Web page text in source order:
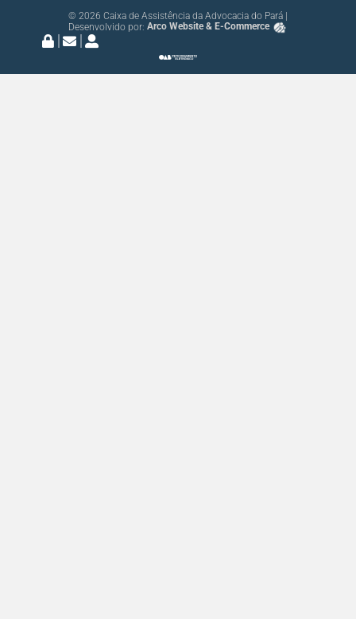
© 2026 Caixa de Assistência da Advocacia do Pará |
Desenvolvido por: Arco Website & E-Commerce